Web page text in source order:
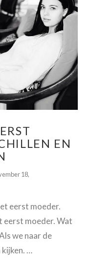
EN
18,
eerst moeder.
eerst moeder. Wat
we naar de
kijken. …